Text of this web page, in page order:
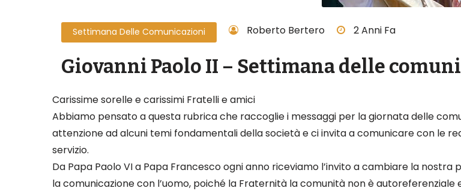
Settimana Delle Comunicazioni Roberto Bertero 2 Anni Fa
Giovanni Paolo II – Settimana delle
Carissime sorelle e carissimi Fratelli e amici
Abbiamo pensato a questa rubrica che raccoglie i messaggi per la giornata delle
attenzione ad alcuni temi fondamentali della società e ci invita a comunicare con le
servizio.
Da Papa Paolo VI a Papa Francesco ogni anno riceviamo l’invito a cambiare la
la comunicazione con l’uomo, poiché la Fraternità la comunità non è